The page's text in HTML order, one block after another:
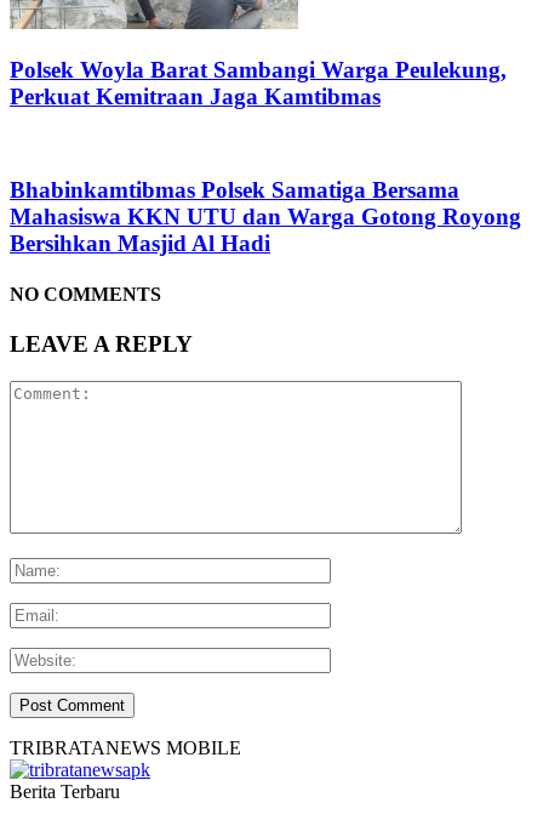
Polsek Woyla Barat Sambangi Warga Peulekung,
Perkuat Kemitraan Jaga Kamtibmas
Bhabinkamtibmas Polsek Samatiga Bersama
Mahasiswa KKN UTU dan Warga Gotong Royong
Bersihkan Masjid Al Hadi
NO COMMENTS
LEAVE A REPLY
TRIBRATANEWS MOBILE
Berita Terbaru